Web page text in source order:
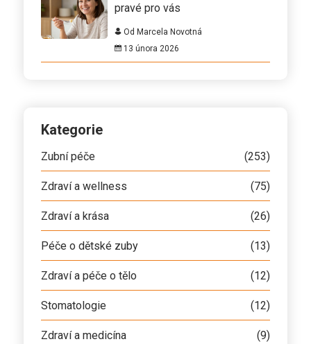
pravé pro vás
Od Marcela Novotná
13 února 2026
Kategorie
Zubní péče (253)
Zdraví a wellness (75)
Zdraví a krása (26)
Péče o dětské zuby (13)
Zdraví a péče o tělo (12)
Stomatologie (12)
Zdraví a medicína (9)